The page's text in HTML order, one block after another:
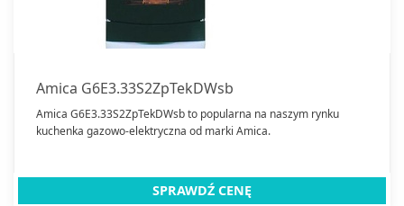
Amica G6E3.33S2ZpTekDWsb
Amica G6E3.33S2ZpTekDWsb to popularna na naszym rynku
kuchenka gazowo-elektryczna od marki Amica.
SPRAWDŹ CENĘ